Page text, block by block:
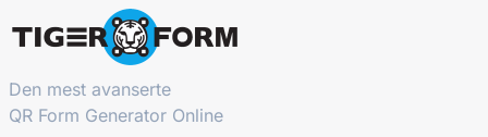
Den mest avanserte
QR Form Generator Online